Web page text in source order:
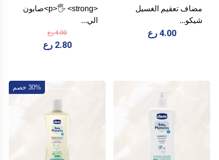
مضاف تعقيم الغسيل
شيكو...
4.00 رع
<p>🖐️ <strong>صابون
الي...
4.00 رع
2.80 رع
30% خصم